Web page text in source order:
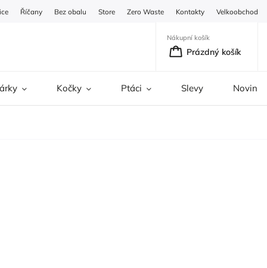
Říčany Bez obalu Store Zero Waste Kontakty Velkoobchod
Nákupní košík
Prázdný košík
Kočky Ptáci Slevy Novinky